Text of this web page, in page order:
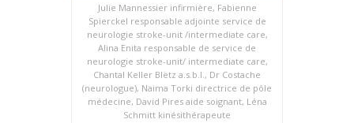
Julie Mannessier infirmière, Fabienne
Spierckel responsable adjointe service de
neurologie stroke-unit /intermediate care,
Alina Enita responsable de service de
neurologie stroke-unit/ intermediate care,
Chantal Keller Blëtz a.s.b.l., Dr Costache
(neurologue), Naima Torki directrice de pôle
médecine, David Pires aide soignant, Léna
Schmitt kinésithérapeute